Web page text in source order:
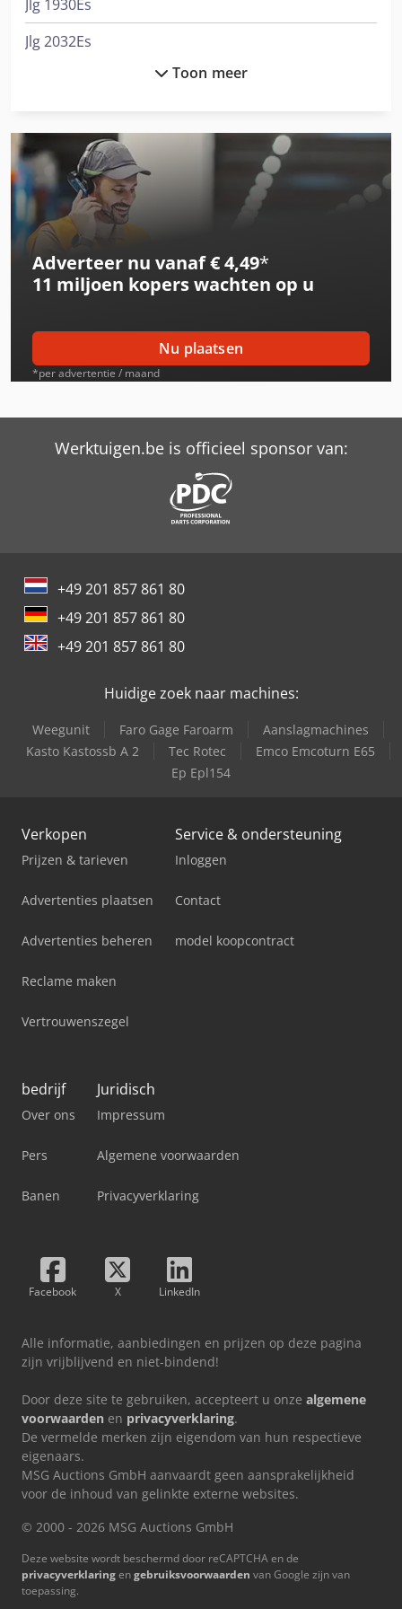
Jlg 1930Es
Jlg 2032Es
Jlg 3246Es
Jlg 3369Le
Jlg 4069Le
Jlg 450Aj
Jlg 660Sj
Jlg 800Aj
Jlg E400Ajpn
Jlg H340Aj
Jlg H800Aj
Jlg R4045
Toon meer
Adverteer nu vanaf € 4,49*
11 miljoen koperswachten op u
Nu plaatsen
*per advertentie / maand
Werktuigen.be is officieel sponsor van:
+49 201 857 861 80
+49 201 857 861 80
+49 201 857 861 80
Huidige zoek naar machines:
Weegunit Faro Gage Faroarm
Aanslagmachines
Kasto Kastossb A 2
Tec Rotec
Emco Emcoturn E65
Ep Epl154
Verkopen
Prijzen & tarieven
Advertenties plaatsen
Advertenties beheren
Reclame maken
Vertrouwenszegel
Service & ondersteuning
Inloggen
Contact
model koopcontract
bedrijf
Over ons
Pers
Banen
Juridisch
Impressum
Algemene voorwaarden
Privacyverklaring
Facebook X LinkedIn
Alle informatie, aanbiedingen en prijzen op deze pagina
zijn vrijblijvend en niet-bindend!
Door deze site te gebruiken, accepteert u onze algemene
voorwaarden en privacyverklaring.
De vermelde merken zijn eigendom van hun respectieve
eigenaars.
MSG Auctions GmbH aanvaardt geen aansprakelijkheid
voor de inhoud van gelinkte externe websites.
© 2000 - 2026 MSG Auctions GmbH
Deze website wordt beschermd door reCAPTCHA en de
privacyverklaringengebruiksvoorwaarden van Google zijn van
toepassing.